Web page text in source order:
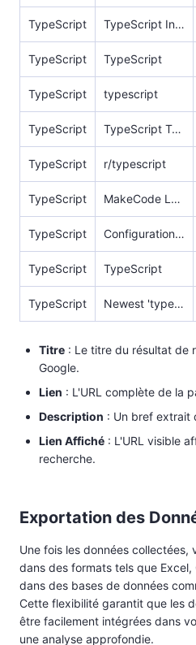
TypeScript TypeScript Introduction
TypeScript TypeScript
TypeScript typescript
TypeScript TypeScript Tutorial
TypeScript r/typescript
TypeScript MakeCode Languages: Blocks, Static TypeScript and Static ...
TypeScript Configuration: TypeScript
TypeScript TypeScript
TypeScript Newest 'typescript' Questions
Titre : Le titre du résultat de
Google.
Lien : L'URL complète de la
Description : Un bref extrait
Lien Affiché : L'URL visible
recherche.
Exportation des
Une fois les données
dans des formats tels que
dans des bases de données
Cette flexibilité garantit que les
être facilement intégrées dans
une analyse approfondie.